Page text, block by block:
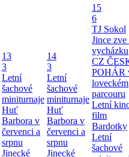
13
3
Letní
šachové
miniturnaje
Huť
Barbora v
červenci a
srpnu
Jinecké
14
3
Letní
šachové
miniturnaje
Huť
Barbora v
červenci a
srpnu
Jinecké
15
6
TJ Sokol
Jince zve
vycházku
CZ
POHÁR
loveckém
parcouru
Letní
film
Bardotky
Letní
šachové